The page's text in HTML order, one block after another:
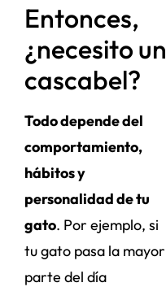
Entonces,
¿necesito un
cascabel?
Todo depende del
comportamiento,
hábitos y
personalidad de tu
gato. Por ejemplo, si
tu gato pasa la mayor
parte del día